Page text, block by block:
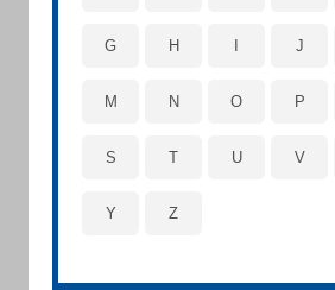
G H J
M N O P
S T U V
Y Z